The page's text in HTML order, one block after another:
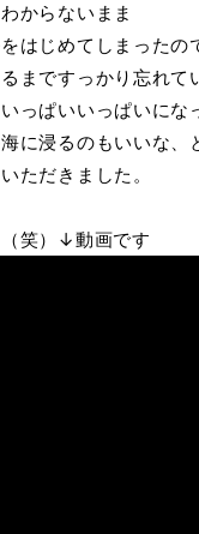
からないまま
はじめてしまったの
まですっかり忘れて
っぱいいっぱいにな
に浸るのもいいな、
ただきました。
笑）↓動画です